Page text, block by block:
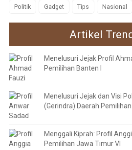
Politik Gadget Tips Nasional
Artikel
Menelusuri Jejak Profil
Pemilihan Banten I
Menelusuri Jejak dan Visi
(Gerindra) Daerah Pemilihan
Menggali Kiprah: Profil
Pemilihan Jawa Timur VI